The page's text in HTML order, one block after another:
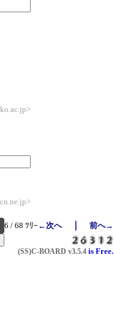
6 / 68 ﾂﾘｰ ←次へ｜ 前へ→
(SS)C-BOARD v3.5.4 is Free.